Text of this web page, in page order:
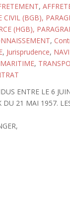
,
CIVIL (BGB),
(HGB),
,
, Jurisprudence,
,
ENTRE LE 6
21 MAI 1957.